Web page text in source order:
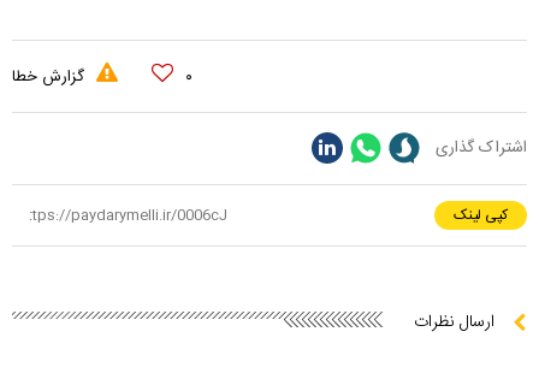
۰ گزارش خطا
اشتراک گذاری
کپی لینک
ارسال نظرات